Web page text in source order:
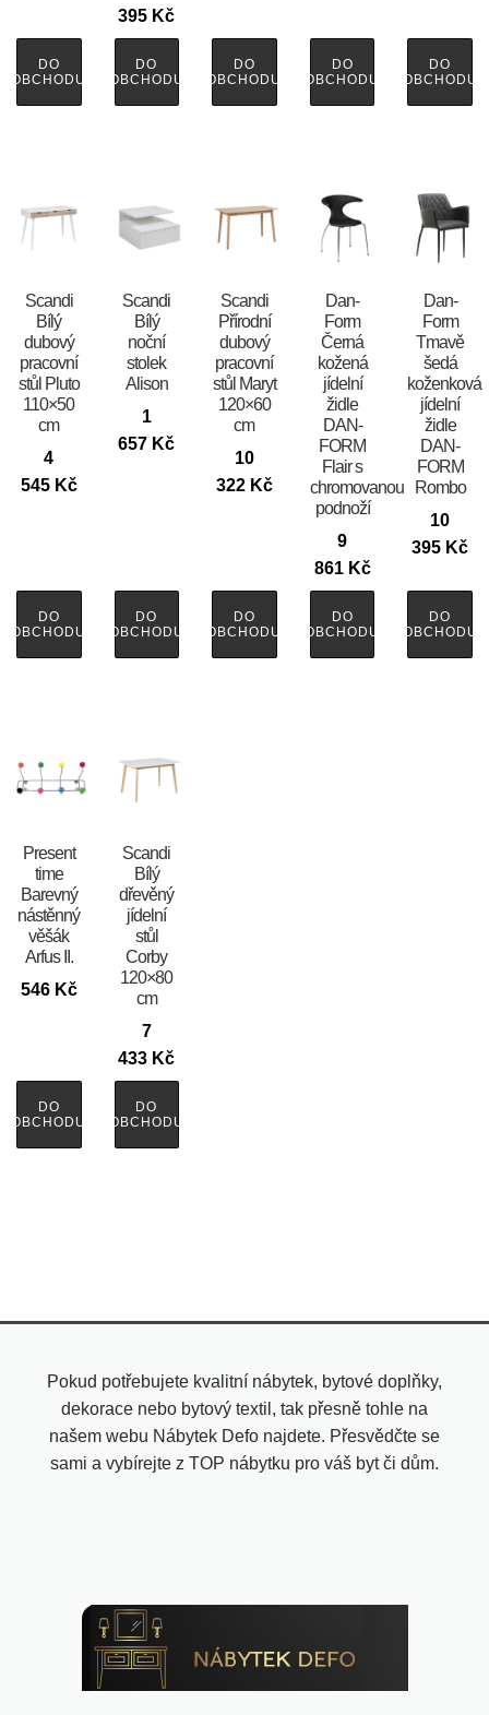
DO
OBCHODU
395 Kč
DO
OBCHODU
DO
OBCHODU
DO
OBCHODU
DO
OBCHODU
Scandi
Bílý
dubový
pracovní
stůl Pluto
110×50
cm
4
545 Kč
DO
OBCHODU
Scandi
Bílý
noční
stolek
Alison
1
657 Kč
DO
OBCHODU
Scandi
Přírodní
dubový
pracovní
stůl Maryt
120×60
cm
10
322 Kč
DO
OBCHODU
​​​​​Dan-
Form
Černá
kožená
jídelní
židle
DAN-
FORM
Flair s
chromovanou
podnoží
9
861 Kč
DO
OBCHODU
​​​​​Dan-
Form
Tmavě
šedá
koženková
jídelní
židle
DAN-
FORM
Rombo
10
395 Kč
DO
OBCHODU
Present
time
Barevný
nástěnný
věšák
Arfus II.
546 Kč
DO
OBCHODU
Scandi
Bílý
dřevěný
jídelní
stůl
Corby
120×80
cm
7
433 Kč
DO
OBCHODU
Pokud potřebujete kvalitní nábytek, bytové doplňky,
dekorace nebo bytový textil, tak přesně tohle na
našem webu Nábytek Defo najdete. Přesvědčte se
sami a vybírejte z TOP nábytku pro váš byt či dům.